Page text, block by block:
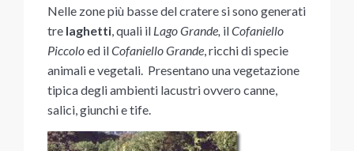
Nelle zone più basse del cratere si sono generati
tre laghetti, quali il Lago Grande, ilCofaniello
Piccoloed ilCofaniello Grande, ricchi di specie
animali e vegetali. Presentano una vegetazione
tipica degli ambienti lacustri ovvero canne,
salici, giunchi e tife.